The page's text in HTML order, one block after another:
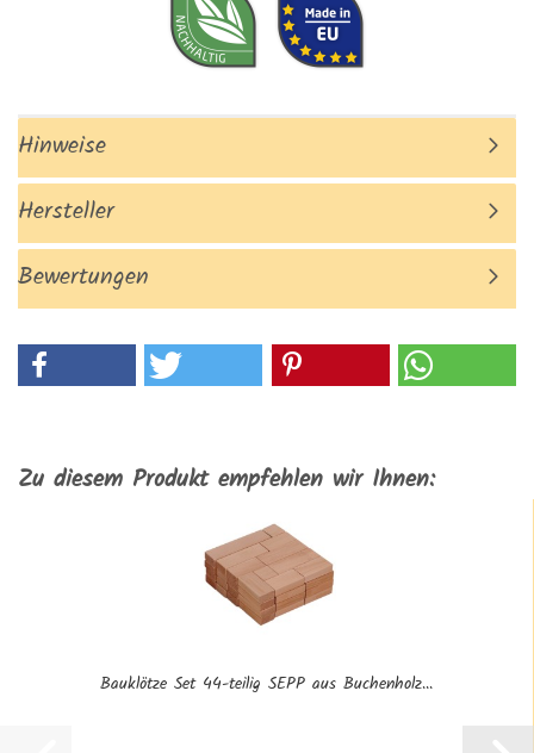
Hinweise
Hersteller
Bewertungen
Zu diesem Produkt empfehlen wir Ihnen:
Bauklötze Set 44-teilig SEPP aus Buchenholz...